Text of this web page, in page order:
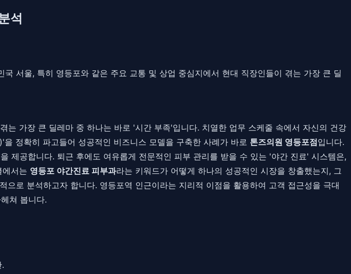
석
서울, 특히 영등포와 같은 주요 교통 및 상업 중심지에서 현대 직장인들이 겪는 가장 큰 딜
가장 큰 딜레마 중 하나는 바로 '시간 부족'입니다. 치열한 업무 스케줄 속에서 자신의 건강
정확히 파고들어 성공적인 비즈니스 모델을 구축한 사례가 바로 톤즈의원 영등포점입니다.
제공합니다. 퇴근 후에도 여유롭게 전문적인 피부 관리를 받을 수 있는 '야간 진료' 시스템은,
서는 영등포 야간진료 피부과라는 키워드가 어떻게 하나의 성공적인 시장을 창출했는지, 그
로 분석하고자 합니다. 영등포역 인근이라는 지리적 이점을 활용하여 고객 접근성을 극대
쳐 봅니다.